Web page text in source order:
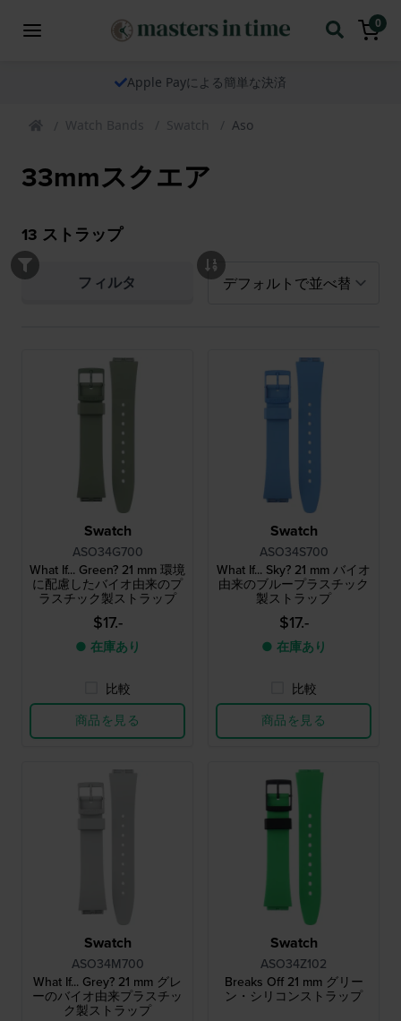
0
Apple Payによる簡単な決済
Watch Bands Swatch Aso
33mmスクエア
13 ストラップ
フィルタ
Swatch
ASO34G700
What If... Green? 21 mm 環境
に配慮したバイオ由来のプ
ラスチック製ストラップ
$17.-
● 在庫あり
比較
商品を見る
Swatch
ASO34S700
What If... Sky? 21 mm バイオ
由来のブループラスチック
製ストラップ
$17.-
● 在庫あり
比較
商品を見る
Swatch
ASO34M700
What If... Grey? 21 mm グレ
ーのバイオ由来プラスチッ
ク製ストラップ
Swatch
ASO34Z102
Breaks Off 21 mm グリー
ン・シリコンストラップ